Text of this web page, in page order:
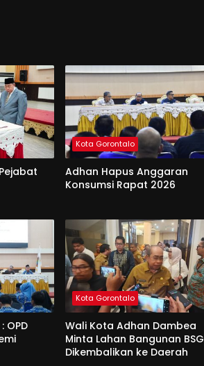
Kota Gorontalo
Adhan Hapus Anggaran
Konsumsi Rapat 2026
OPD
Kota Gorontalo
Wali Kota Adhan Dambea
Minta Lahan Bangunan BSG
Dikembalikan ke Daerah